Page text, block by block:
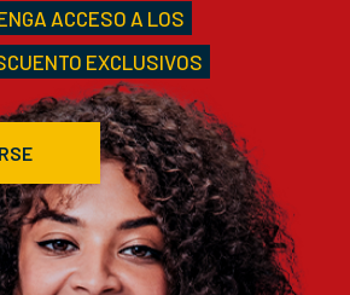
ACCESO A LOS
EXCLUSIVOS